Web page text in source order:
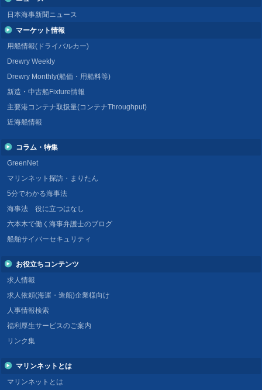
日本海事新聞ニュース
マーケット情報
用船情報(ドライバルカー)
Drewry Weekly
Drewry Monthly(船価・用船料等)
新造・中古船Fixture情報
主要港コンテナ取扱量(コンテナThroughput)
近海船情報
コラム・特集
GreenNet
マリンネット探訪・まりたん
5分でわかる海事法
海事法 役に立つはなし
六本木で働く海事弁護士のブログ
船舶サイバーセキュリティ
お役立ちコンテンツ
求人情報
求人依頼(海運・造船)企業様向け
人事情報検索
福利厚生サービスのご案内
リンク集
マリンネットとは
マリンネットとは